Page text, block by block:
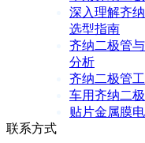
深入理解齐
选型指南
齐纳二极管
分析
齐纳二极管
车用齐纳二
贴片金属膜
联系方式